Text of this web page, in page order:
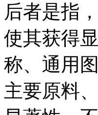
后者是指
使其获得
称、通用
主要原料